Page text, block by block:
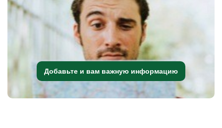
Добавьте и вам важную информацию